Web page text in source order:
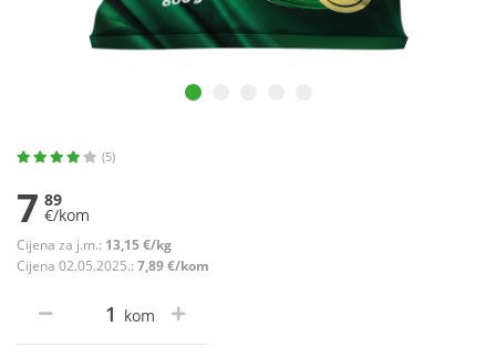
(5)
7 89
€/kom
Cijena za j.m.: 13,15 €/kg
Cijena 02.05.2025.: 7,89 €/kom
kom